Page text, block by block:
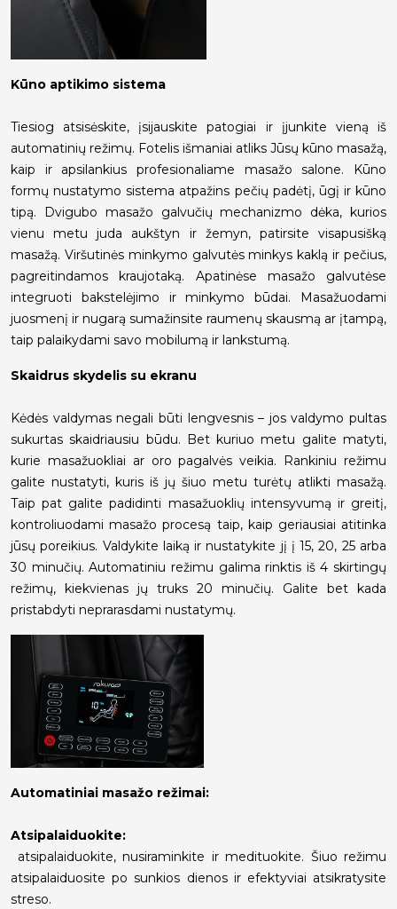
Kūno aptikimo sistema
Tiesiog atsisėskite, įsijauskite patogiai ir įjunkite vieną iš
automatinių režimų. Fotelis išmaniai atliks Jūsų kūno masažą,
kaip ir apsilankius profesionaliame masažo salone. Kūno
formų nustatymo sistema atpažins pečių padėtį, ūgį ir kūno
tipą. Dvigubo masažo galvučių mechanizmo dėka, kurios
vienu metu juda aukštyn ir žemyn, patirsite visapusišką
masažą. Viršutinės minkymo galvutės minkys kaklą ir pečius,
pagreitindamos kraujotaką. Apatinėse masažo galvutėse
integruoti bakstelėjimo ir minkymo būdai. Masažuodami
juosmenį ir nugarą sumažinsite raumenų skausmą ar įtampą,
taip palaikydami savo mobilumą ir lankstumą.
Skaidrus skydelis su ekranu
Kėdės valdymas negali būti lengvesnis – jos valdymo pultas
sukurtas skaidriausiu būdu. Bet kuriuo metu galite matyti,
kurie masažuokliai ar oro pagalvės veikia. Rankiniu režimu
galite nustatyti, kuris iš jų šiuo metu turėtų atlikti masažą.
Taip pat galite padidinti masažuoklių intensyvumą ir greitį,
kontroliuodami masažo procesą taip, kaip geriausiai atitinka
jūsų poreikius. Valdykite laiką ir nustatykite jį į 15, 20, 25 arba
30 minučių. Automatiniu režimu galima rinktis iš 4 skirtingų
režimų, kiekvienas jų truks 20 minučių. Galite bet kada
pristabdyti neprarasdami nustatymų.
Automatiniai masažo režimai:
Atsipalaiduokite:
atsipalaiduokite, nusiraminkite ir medituokite. Šiuo režimu
atsipalaiduosite po sunkios dienos ir efektyviai atsikratysite
streso.